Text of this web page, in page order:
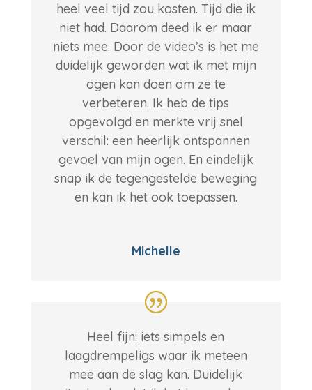
heel veel tijd zou kosten. Tijd die ik
niet had. Daarom deed ik er maar
niets mee. Door de video’s is het me
duidelijk geworden wat ik met mijn
ogen kan doen om ze te
verbeteren. Ik heb de tips
opgevolgd en merkte vrij snel
verschil: een heerlijk ontspannen
gevoel van mijn ogen. En eindelijk
snap ik de tegengestelde beweging
en kan ik het ook toepassen.
Michelle
Heel fijn: iets simpels en
laagdrempeligs waar ik meteen
mee aan de slag kan. Duidelijk